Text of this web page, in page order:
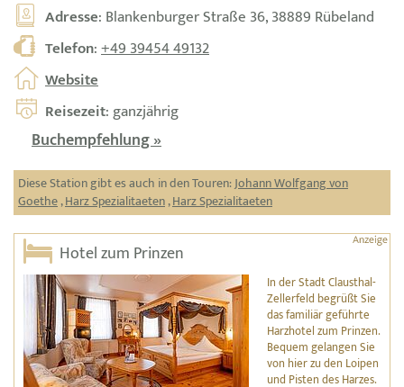
Adresse: Blankenburger Straße 36, 38889 Rübeland
Telefon:+49 39454 49132
Website
Reisezeit: ganzjährig
Buchempfehlung »
Diese Station gibt es auch in den Touren:Johann Wolfgang von
Goethe,Harz Spezialitaeten,Harz Spezialitaeten
Hotel zum Prinzen
In der Stadt Clausthal-
Zellerfeld begrüßt Sie
das familiär geführte
Harzhotel zum Prinzen.
Bequem gelangen Sie
von hier zu den Loipen
und Pisten des Harzes.